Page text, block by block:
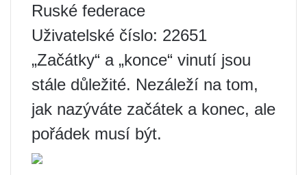
Ruské federace
Uživatelské číslo: 22651
„Začátky“ a „konce“ vinutí jsou
stále důležité. Nezáleží na tom,
jak nazýváte začátek a konec, ale
pořádek musí být.